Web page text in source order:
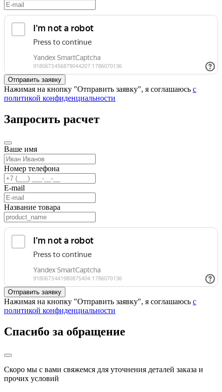
Нажимая на кнопку "Отправить заявку", я соглашаюсь с
политикой конфиденциальности
Запросить расчет
Ваше имя
Номер телефона
E-mail
Название товара
Нажимая на кнопку "Отправить заявку", я соглашаюсь с
политикой конфиденциальности
Спасибо за обращение
Скоро мы с вами свяжемся для уточнения деталей заказа и
прочих условий